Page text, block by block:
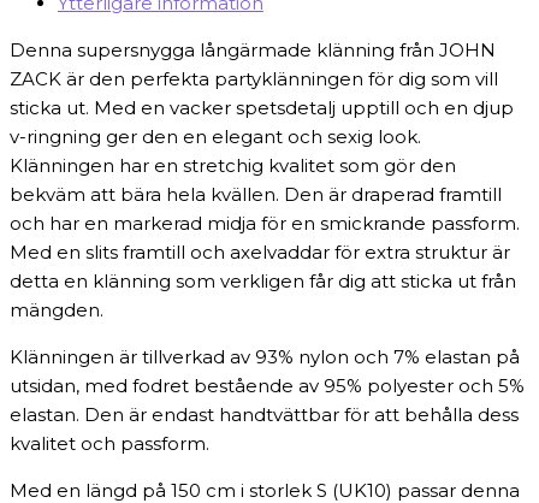
Denna supersnygga långärmade klänning från JOHN
ZACK är den perfekta partyklänningen för dig som vill
sticka ut. Med en vacker spetsdetalj upptill och en djup
v-ringning ger den en elegant och sexig look.
Klänningen har en stretchig kvalitet som gör den
bekväm att bära hela kvällen. Den är draperad framtill
och har en markerad midja för en smickrande passform.
Med en slits framtill och axelvaddar för extra struktur är
detta en klänning som verkligen får dig att sticka ut från
mängden.
Klänningen är tillverkad av 93% nylon och 7% elastan på
utsidan, med fodret bestående av 95% polyester och 5%
elastan. Den är endast handtvättbar för att behålla dess
kvalitet och passform.
Med en längd på 150 cm i storlek S (UK10) passar denna